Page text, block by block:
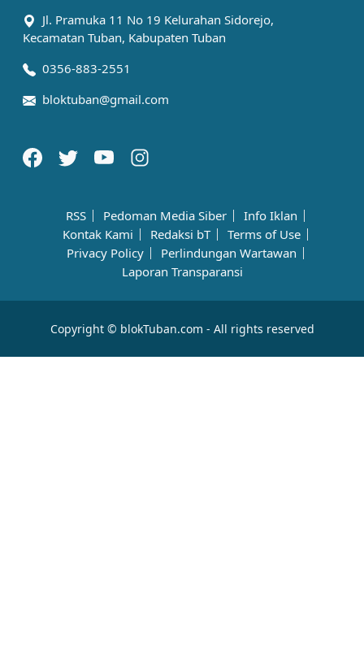
Jl. Pramuka 11 No 19 Kelurahan Sidorejo,
Kecamatan Tuban, Kabupaten Tuban
0356-883-2551
bloktuban@gmail.com
RSS Pedoman Media Siber
Info Iklan
Kontak Kami
Redaksi bT
Terms of Use
Privacy Policy
Perlindungan Wartawan
Laporan Transparansi
Copyright © blokTuban.com - All rights reserved